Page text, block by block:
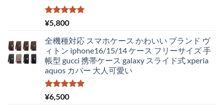
し
5段階中
5.00
¥5,800
全機種対応 スマホケース かわいい ブランド ヴ
ィトン iphone16/15/14 ケース フリーサイズ 手
帳型 gucci 携帯ケース galaxy スライド式 xperia
aquos カバー 大人可愛い
5段階中
5.00
¥6,500